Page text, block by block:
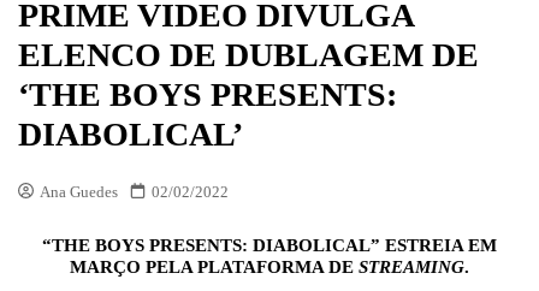
PRIME VIDEO DIVULGA
ELENCO DE DUBLAGEM DE
‘THE BOYS PRESENTS:
DIABOLICAL’
Ana Guedes 02/02/2022
“THE BOYS PRESENTS: DIABOLICAL” ESTREIA EM
MARÇO PELA PLATAFORMA DE STREAMING.